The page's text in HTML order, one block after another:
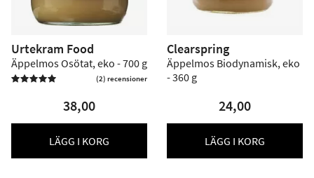
Urtekram Food
Äppelmos Osötat, eko - 700 g
 (2) recensioner
38,00
LÄGG I KORG
Clearspring
Äppelmos Biodynamisk, eko
- 360 g
24,00
LÄGG I KORG